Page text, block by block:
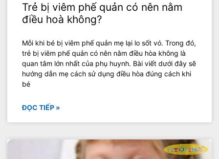
Trẻ bị viêm phế quản có nên nằm
điều hoà không?
Mỗi khi bé bị viêm phế quản mẹ lại lo sốt vó. Trong đó,
trẻ bị viêm phế quản có nên nằm điều hòa không là
quan tâm lớn nhất của phụ huynh. Bài viết dưới đây sẽ
hướng dẫn mẹ cách sử dụng điều hòa đúng cách khi
bé
ĐỌC TIẾP »